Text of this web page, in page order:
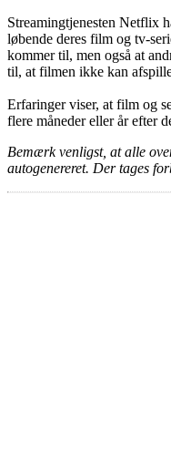
Streamingtjenesten Netflix
løbende deres film og tv-
kommer til, men også at
til, at filmen ikke kan
Erfaringer viser, at film og
flere måneder eller år efter
Bemærk venligst, at alle
autogenereret. Der tages